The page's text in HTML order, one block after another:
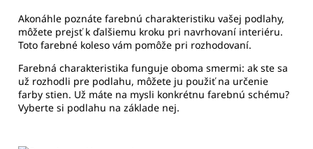
Akonáhle poznáte farebnú charakteristiku vašej podlahy,
môžete prejsť k ďalšiemu kroku pri navrhovaní interiéru.
Toto farebné koleso vám pomôže pri rozhodovaní.
Farebná charakteristika funguje oboma smermi: ak ste sa
už rozhodli pre podlahu, môžete ju použiť na určenie
farby stien. Už máte na mysli konkrétnu farebnú schému?
Vyberte si podlahu na základe nej.